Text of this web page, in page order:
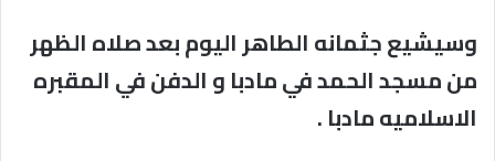
‎وسيشيع جثمانه الطاهر اليوم بعد صلاه الظهر
من مسجد الحمد في مادبا و الدفن في المقبره
الاسلاميه مادبا .